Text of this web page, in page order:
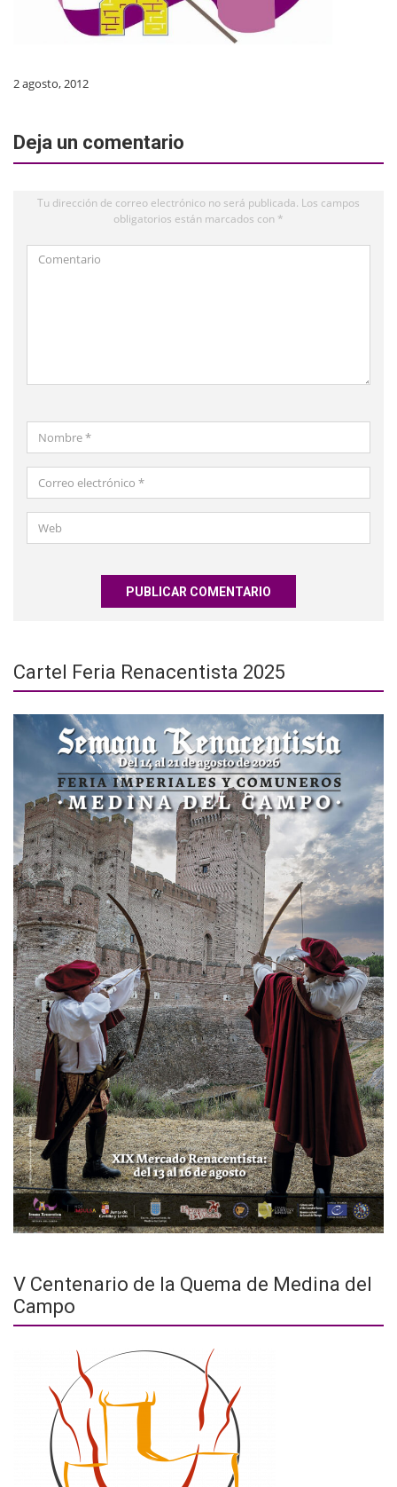
2 agosto, 2012
Deja un comentario
Tu dirección de correo electrónico no será publicada. Los campos
obligatorios están marcados con *
Comentario
Nombre
*
Correo
electrónico
*Web
Cartel Feria Renacentista 2025
V Centenario de la Quema de Medina del
Campo